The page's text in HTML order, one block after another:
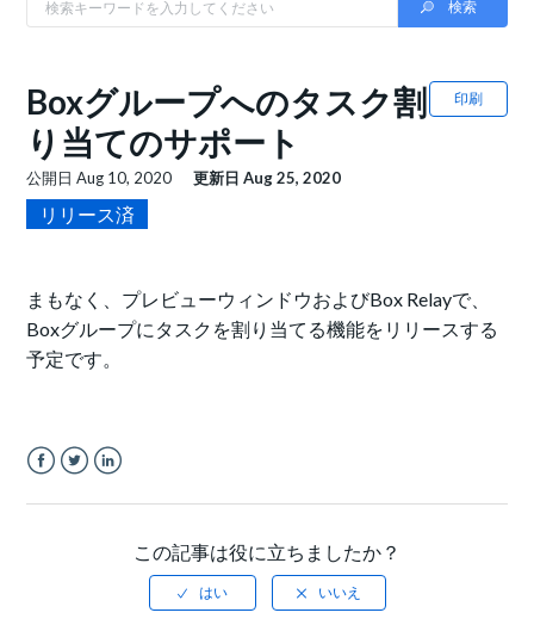
印刷
Boxグループへのタスク割
り当てのサポート
公開日Aug 10, 2020 更新日Aug 25, 2020
リリース済
まもなく、プレビューウィンドウおよびBox Relayで、
Boxグループにタスクを割り当てる機能をリリースする
予定です。
この記事は役に立ちましたか？